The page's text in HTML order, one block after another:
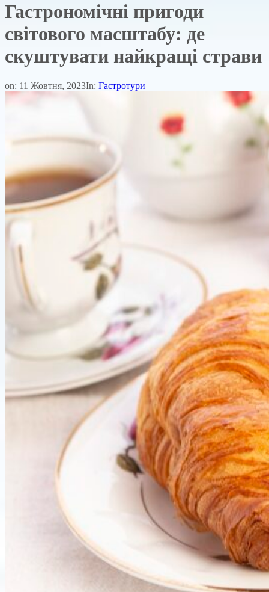
Гастрономічні пригоди
світового масштабу: де
скуштувати найкращі страви
on: 11 Жовтня, 2023In: Гастротури